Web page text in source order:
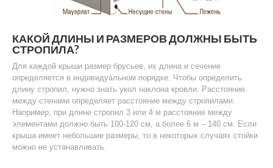
КАКОЙ ДЛИНЫ И РАЗМЕРОВ ДОЛЖНЫ БЫТЬ
СТРОПИЛА?
Для каждой крыши размер брусьев, их длина и сечение
определяется в индивидуальном порядке. Чтобы определить
длину стропил, нужно знать укол наклона кровли. Расстояние
между стенами определяет расстояние между стропилами.
Например, при длине стропил 3 или 4 м расстояние между
элементами должно быть 100-120 см, а более 6 м – 140 см. Если
крыша имеет небольшие размеры, то в некоторых случаях стойки
можно не устанавливать.